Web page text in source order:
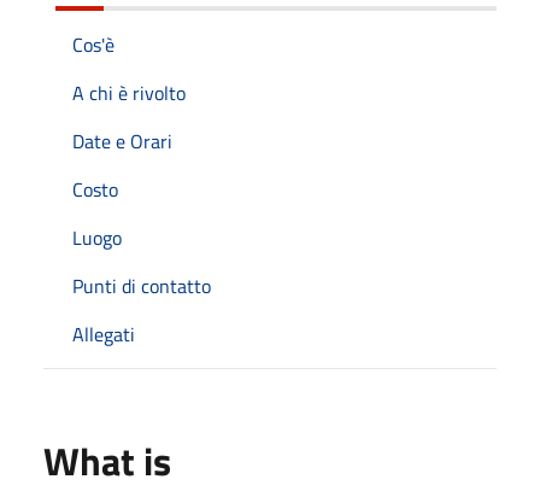
Cos'è
A chi è rivolto
Date e Orari
Costo
Luogo
Punti di contatto
Allegati
What is